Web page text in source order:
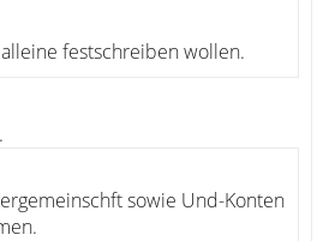
festschreiben wollen.
sowie Und-Konten